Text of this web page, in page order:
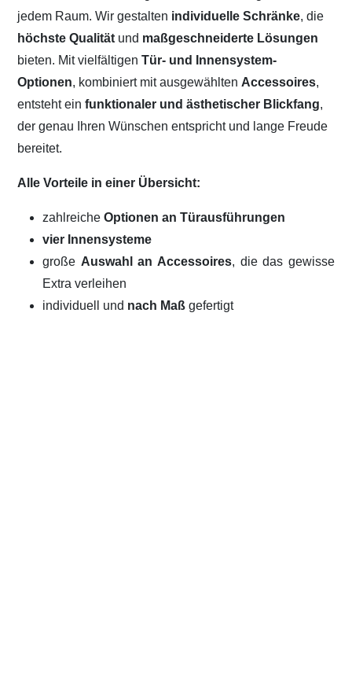
jedem Raum. Wir gestalten individuelle Schränke, die
höchste Qualität und maßgeschneiderte Lösungen
bieten. Mit vielfältigenTür- und Innensystem-
Optionen, kombiniert mit ausgewählten Accessoires,
entsteht einfunktionaler und ästhetischer Blickfang,
der genau Ihren Wünschen entspricht und lange Freude
bereitet.
Alle Vorteile in einer Übersicht:
zahlreicheOptionen an Türausführungen
vier Innensysteme
große Auswahl an Accessoires, die das gewisse
Extra verleihen
individuell und nach Maßgefertigt